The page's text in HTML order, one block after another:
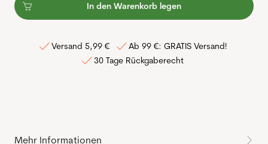
In den Warenkorb legen
Versand 5,99 €
Ab 99 €: GRATIS Versand!
30 Tage Rückgaberecht
Mehr Informationen